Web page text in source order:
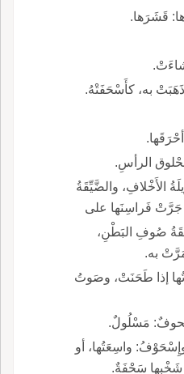
الرأسِ.
الأَخْلافِ، والضَّيِّقَةُ
جَرَّتْ فَراسِنَها على
صُوفِ البَطْنِ،
به.
صَوْتُها إذا طَحَنَتْ، وصَوتُ
مَسْلُولٌ.
وإِسْحَوْفُ: واسِعَتُها، أو
شَخْبِها سَحْفَةٌ.